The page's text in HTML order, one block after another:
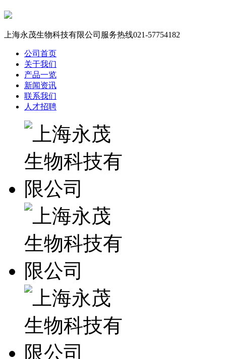
上海永茂生物科技有限公司服务热线021-57754182
公司首页
关于我们
产品一览
新闻资讯
联系我们
人才招聘